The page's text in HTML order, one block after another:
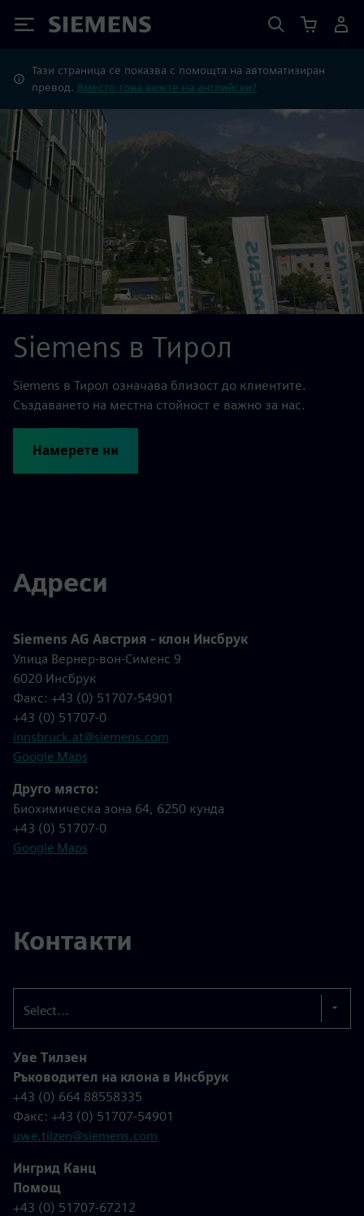
Siemens
Тази страница се показва с помощта на автоматизиран
превод. Вместо това вижте на английски?
Siemens в Тирол
Siemens в Тирол означава близост до клиентите.
Създаването на местна стойност е важно за нас.
Намерете ни
Адреси
Siemens AG Австрия - клон Инсбрук
Улица Вернер-вон-Сименс 9
6020 Инсбрук
Факс: +43 (0) 51707-54901
+43 (0) 51707-0
innsbruck.at@siemens.com
Google Maps
Друго място:
Биохимическа зона 64, 6250 кунда
+43 (0) 51707-0
Google Maps
Контакти
Select...
Уве Тилзен
Ръководител на клона в Инсбрук
+43 (0) 664 88558335
Факс: +43 (0) 51707-54901
uwe.tilzen@siemens.com
Ингрид Канц
Помощ
+43 (0) 51707-67212